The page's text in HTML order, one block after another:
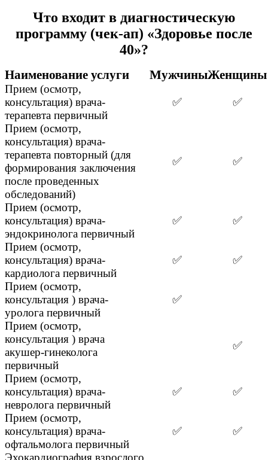
Что входит в диагностическую
программу (чек-ап) «Здоровье после
40»?
Наименование услуги МужчиныЖенщины
Прием (осмотр,
консультация) врача-
терапевта первичный
✅ ✅
Прием (осмотр,
консультация) врача-
терапевта повторный (для
формирования заключения
после проведенных
обследований)
✅ ✅
Прием (осмотр,
консультация) врача-
эндокринолога первичный
✅ ✅
Прием (осмотр,
консультация) врача-
кардиолога первичный
✅ ✅
Прием (осмотр,
консультация ) врача-
уролога первичный
✅
Прием (осмотр,
консультация ) врача
акушер-гинеколога
первичный
✅
Прием (осмотр,
консультация) врача-
невролога первичный
✅ ✅
Прием (осмотр,
консультация) врача-
офтальмолога первичный
✅ ✅
Эхокардиография взрослого